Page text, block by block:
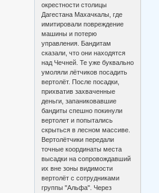
окрестности столицы
Дагестана Махачкалы, где
имитировали повреждение
машины и потерю
управления. Бандитам
сказали, что они находятся
над Чечней. Те уже буквально
умоляли лётчиков посадить
вертолёт. После посадки,
прихватив захваченные
деньги, запаниковавшие
бандиты спешно покинули
вертолет и попытались
скрыться в лесном массиве.
Вертолётчики передали
точные координаты места
высадки на сопровождавший
их вне зоны видимости
вертолёт с сотрудниками
группы "Альфа". Через